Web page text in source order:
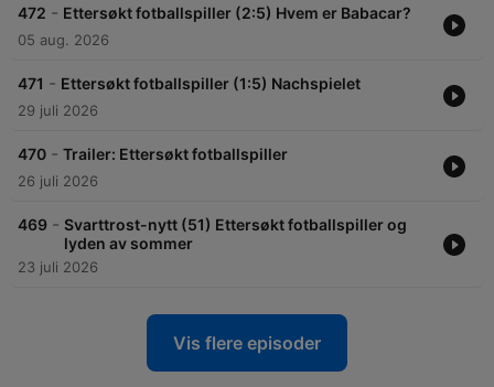
472 - Ettersøkt fotballspiller (2:5) Hvem er Babacar?
05 aug. 2026
471 - Ettersøkt fotballspiller (1:5) Nachspielet
29 juli 2026
470 - Trailer: Ettersøkt fotballspiller
26 juli 2026
469 - Svarttrost-nytt (51) Ettersøkt fotballspiller og
lyden av sommer
23 juli 2026
Vis flere episoder